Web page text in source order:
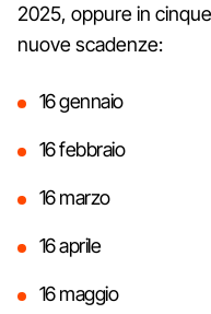
2025, oppure in
nuove scadenze:
16 gennaio
16 febbraio
16 marzo
16 aprile
16 maggio